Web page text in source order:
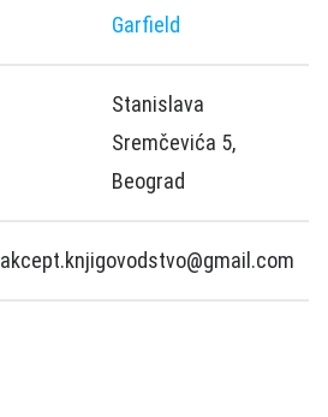
Garfield
Stanislava
Sremčevića 5,
Beograd
akcept.knjigovodstvo@gmail.com